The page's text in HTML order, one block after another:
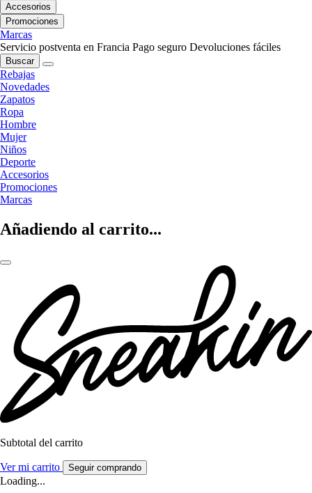
Accesorios
Promociones
Marcas
Servicio postventa en Francia Pago seguro Devoluciones fáciles
Buscar
Rebajas
Novedades
Zapatos
Ropa
Hombre
Mujer
Niños
Deporte
Accesorios
Promociones
Marcas
Añadiendo al carrito...
Subtotal del carrito
Ver mi carrito Seguir comprando
Loading...